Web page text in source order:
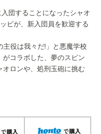
団することになったシャオ
ピが、新入団員を歓迎する
役は我々だ!」と悪魔学校
コラボした、夢のスピン
ロンや、処刑玉砲に挑む